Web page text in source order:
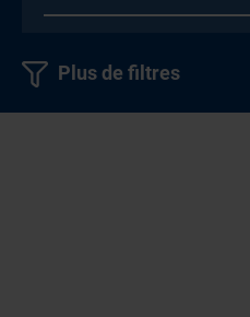
Plus de filtres